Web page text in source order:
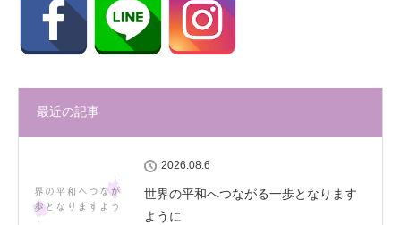
最近の記事
2026.08.6
世界の平和へつながる一歩となります
ように